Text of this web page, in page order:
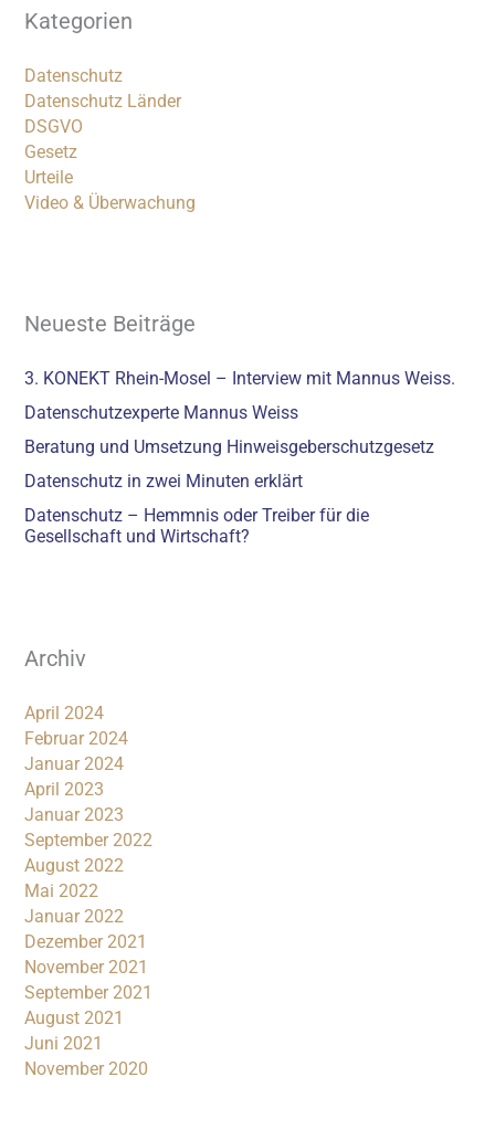
Kategorien
Datenschutz
Datenschutz Länder
DSGVO
Gesetz
Urteile
Video & Überwachung
Neueste Beiträge
3. KONEKT Rhein-Mosel – Interview mit Mannus Weiss.
Datenschutzexperte Mannus Weiss
Beratung und Umsetzung Hinweisgeberschutzgesetz
Datenschutz in zwei Minuten erklärt
Datenschutz – Hemmnis oder Treiber für die
Gesellschaft und Wirtschaft?
Archiv
April 2024
Februar 2024
Januar 2024
April 2023
Januar 2023
September 2022
August 2022
Mai 2022
Januar 2022
Dezember 2021
November 2021
September 2021
August 2021
Juni 2021
November 2020